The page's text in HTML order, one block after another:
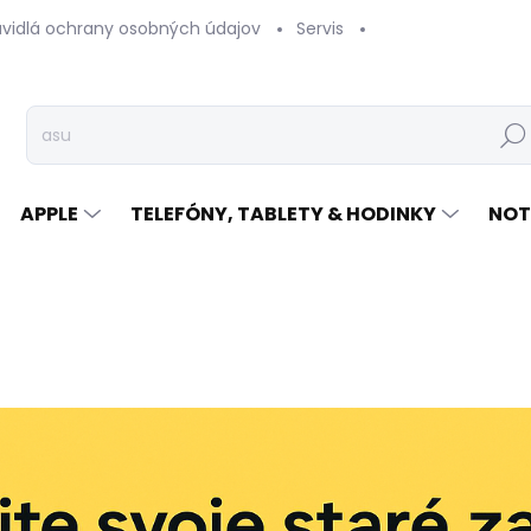
ochrany osobných údajov Servis
Hľadať
APPLE TELEFÓNY, TABLETY & HODINKY